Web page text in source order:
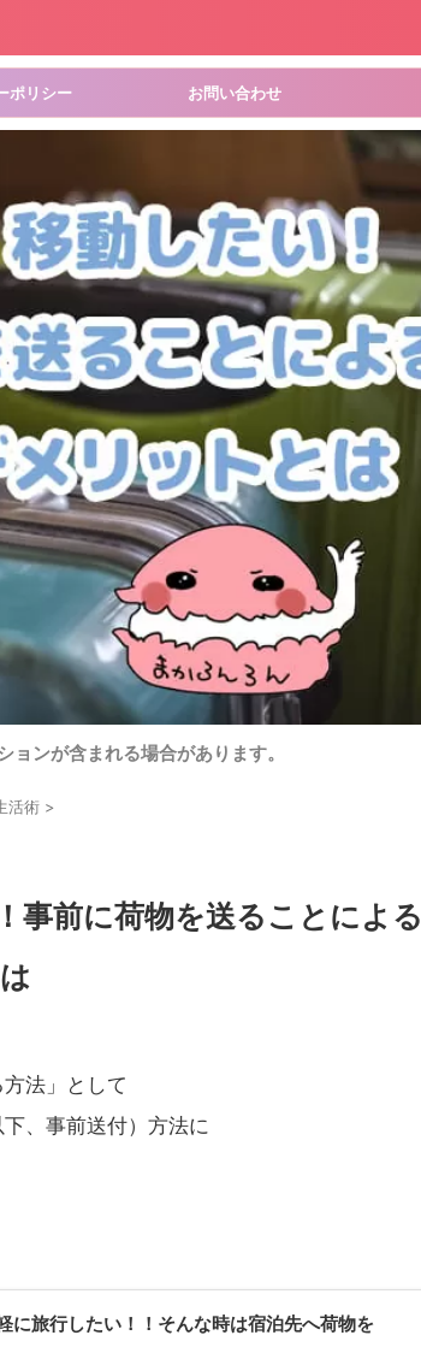
ポリシー お問い合わせ
ンが含まれる場合があります。
活術 >
事前に荷物を送ることによる
法」として
、事前送付）方法に
に旅行したい！！そんな時は宿泊先へ荷物を